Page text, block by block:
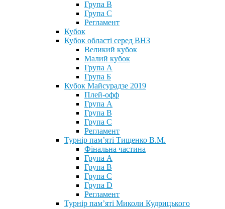
Група В
Група С
Регламент
Кубок
Кубок області серед ВНЗ
Великий кубок
Малий кубок
Група А
Група Б
Кубок Майсурадзе 2019
Плей-офф
Група А
Група В
Група С
Регламент
Турнір пам’яті Тищенко В.М.
Фінальна частина
Група А
Група В
Група С
Група D
Регламент
Турнір пам’яті Миколи Кудрицького